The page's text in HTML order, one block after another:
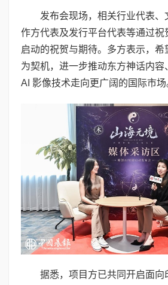
发布会现场，相关行业代表、
作方代表及发行平台代表等通过祝
启动的祝贺与期待。多方表示，希
为契机，进一步推动东方神话内容
AI 影像技术走向更广阔的国际市场
据悉，项目方已共同开启面向